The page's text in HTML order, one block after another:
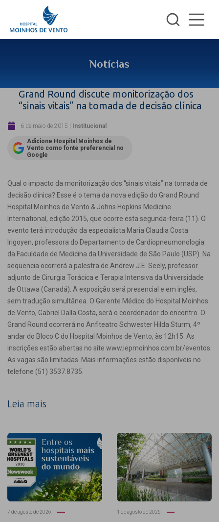
Notícias
Grand Round discute monitorização dos
“sinais vitais” na tomada de decisão clínica
6 de maio de 2015 | Institucional
Adicione Hospital Moinhos de
Vento como fonte preferencial no
Google
Qual o impacto da monitorização dos “sinais vitais” na tomada de
decisão clínica? Esse é o tema da nova edição do Grand Round
Hospital Moinhos de Vento & Johns Hopkins Medicine
International, edição 2015, que ocorre esta segunda-feira (11). O
evento terá introdução da especialista Maria Claudia Costa
Irigoyen, professora do Departamento de Cardiopneumonologia
da Faculdade de Medicina da Universidade de São Paulo (USP). Na
sequencia ocorrerá a palestra de Andrew J.E. Seely, professor
adjunto de Cirurgia Torácica e Terapia Intensiva da Universidade
de Ottawa (Canadá). A exposição será presencial e em inglês,
sem tradução simultânea. O Gerente Médico do Hospital Moinhos
de Vento, Gabriel Dalla Costa, será o coordenador do encontro. O
Grand Round ocorrerá no Anfiteatro Schwester Hilda Sturm, 4º
andar do Bloco C do Hospital Moinhos de Vento, às 12h15. As
inscrições estão abertas no site www.iepmoinhos.com.br/eventos.
As vagas são limitadas. Mais informações estão disponíveis no
telefone (51) 3537.8735.
Leia mais
7 de agosto de 2026 1 de agosto de 2026